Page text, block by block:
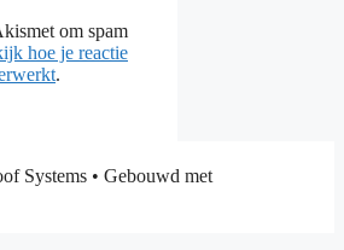
om spam
hoe je reactie
.
Systems • Gebouwd met